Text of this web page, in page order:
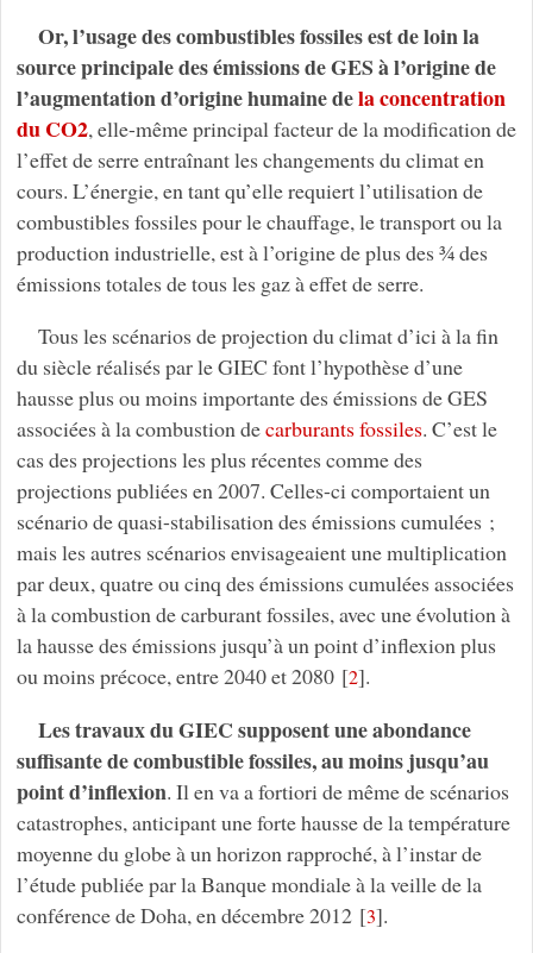
Or, l’usage des combustibles fossiles est de loin la
source principale des émissions de GES à l’origine de
l’augmentation d’origine humaine dela concentration
du CO2, elle-même principal facteur de la modification de
l’effet de serre entraînant les changements du climat en
cours. L’énergie, en tant qu’elle requiert l’utilisation de
combustibles fossiles pour le chauffage, le transport ou la
production industrielle, est à l’origine de plus des ¾ des
émissions totales de tous les gaz à effet de serre.
Tous les scénarios de projection du climat d’ici à la fin
du siècle réalisés par le GIEC font l’hypothèse d’une
hausse plus ou moins importante des émissions de GES
associées à la combustion decarburants fossiles. C’est le
cas des projections les plus récentes comme des
projections publiées en 2007. Celles-ci comportaient un
scénario de quasi-stabilisation des émissions cumulées ;
mais les autres scénarios envisageaient une multiplication
par deux, quatre ou cinq des émissions cumulées associées
à la combustion de carburant fossiles, avec une évolution à
la hausse des émissions jusqu’à un point d’inflexion plus
ou moins précoce, entre 2040 et 2080[2].
Les travaux du GIEC supposent une abondance
suffisante de combustible fossiles, au moins jusqu’au
point d’inflexion. Il en va a fortiori de même de scénarios
catastrophes, anticipant une forte hausse de la température
moyenne du globe à un horizon rapproché, à l’instar de
l’étude publiée par la Banque mondiale à la veille de la
conférence de Doha, en décembre 2012[3].